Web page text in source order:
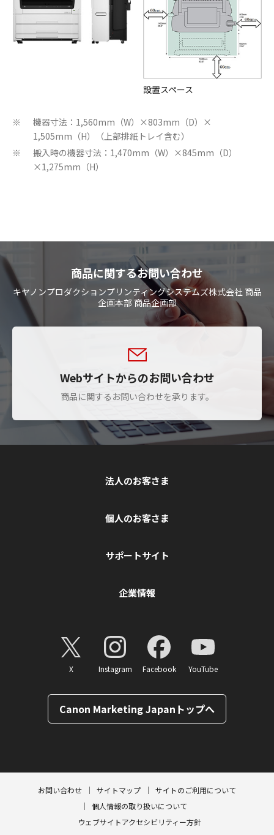
設置スペース
※
機器寸法：1,560mm（W）×803mm（D）×
1,505mm（H）（上部排紙トレイ含む）
※
搬入時の機器寸法：1,470mm（W）×845mm（D）
×1,275mm（H）
商品に関するお問い合わせ
キヤノンプロダクションプリンティングシステムズ株式会社 商品
企画本部 商品企画部
Webサイトからのお問い合わせ
商品に関するお問い合わせを承ります。
法人のお客さま
個人のお客さま
サポートサイト
企業情報
X Instagram Facebook YouTube
Canon Marketing Japanトップへ
お問い合わせ サイトマップ
サイトのご利用について
個人情報の取り扱いについて
ウェブサイトアクセシビリティー方針